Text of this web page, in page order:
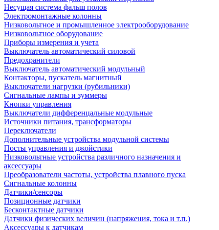
Несущая система фальш полов
Электромонтажные колонны
Низковольтное и промышленное электрооборудование
Низковольтное оборудование
Приборы измерения и учета
Выключатель автоматический силовой
Предохранители
Выключатель автоматический модульный
Контакторы, пускатель магнитный
Выключатели нагрузки (рубильники)
Сигнальные лампы и зуммеры
Кнопки управления
Выключатели дифференцальные модульные
Источники питания, трансформаторы
Переключатели
Дополнительные устройства модульной системы
Посты управления и джойстики
Низковольтные устройства различного назначения и
аксессуары
Преобразователи частоты, устройства плавного пуска
Сигнальные колонны
Датчики/сенсоры
Позиционные датчики
Бесконтактные датчики
Датчики физических величин (напряжения, тока и т.п.)
Аксессуары к датчикам